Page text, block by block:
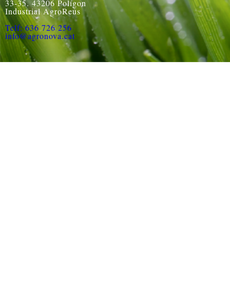
33-35. 43206 Polígon
Industrial AgroReus
Telf: 636 726 256
info@agronova.cat